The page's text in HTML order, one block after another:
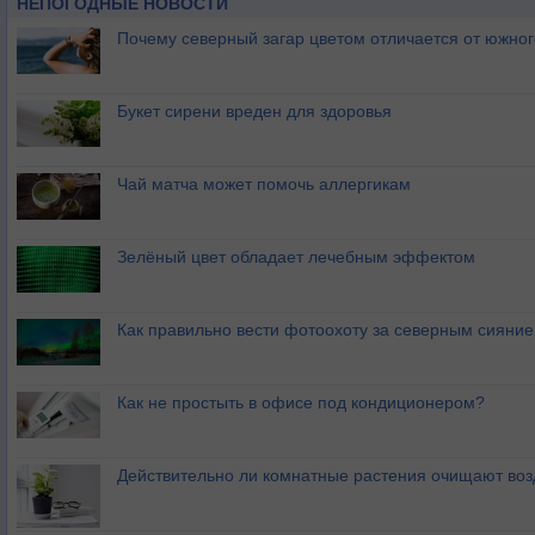
НЕПОГОДНЫЕ НОВОСТИ
Почему северный загар цветом отличается от
Букет сирени вреден для здоровья
Чай матча может помочь аллергикам
Зелёный цвет обладает лечебным эффектом
Как правильно вести фотоохоту за северным
Как не простыть в офисе под кондиционером?
Действительно ли комнатные растения очищают